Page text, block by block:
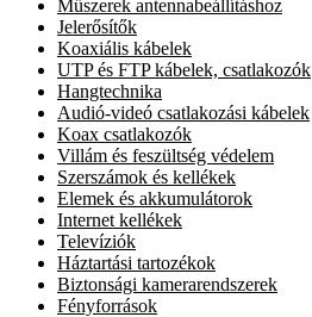
Műszerek antennabeállításhoz
Jelerősítők
Koaxiális kábelek
UTP és FTP kábelek, csatlakozók
Hangtechnika
Audió-videó csatlakozási kábelek
Koax csatlakozók
Villám és feszültség védelem
Szerszámok és kellékek
Elemek és akkumulátorok
Internet kellékek
Televíziók
Háztartási tartozékok
Biztonsági kamerarendszerek
Fényforrások